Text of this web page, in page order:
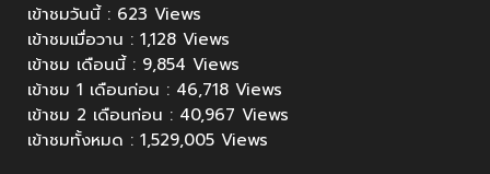
เข้าชมวันนี้ : 623 Views
เข้าชมเมื่อวาน : 1,128 Views
เข้าชม เดือนนี้ : 9,854 Views
เข้าชม 1 เดือนก่อน : 46,718 Views
เข้าชม 2 เดือนก่อน : 40,967 Views
เข้าชมทั้งหมด : 1,529,005 Views